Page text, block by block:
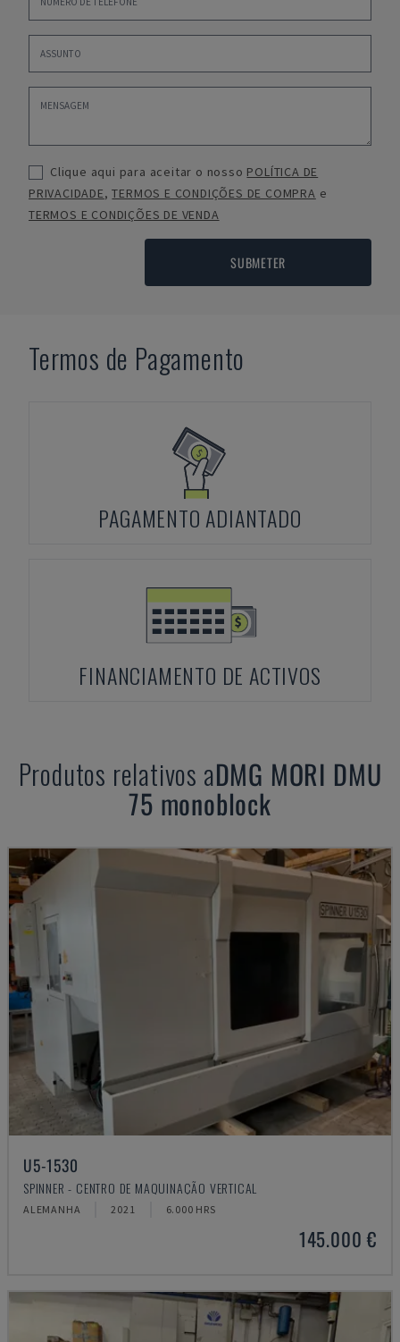
Clique aqui para aceitar o nosso POLÍTICA DE
PRIVACIDADE,TERMOS E CONDIÇÕES DE COMPRA e
TERMOS E CONDIÇÕES DE VENDA
SUBMETER
Termos de Pagamento
PAGAMENTO ADIANTADO
FINANCIAMENTO DE ACTIVOS
Produtos relativos aDMG MORI DMU
75 monoblock
U5-1530
SPINNER - CENTRO DE MAQUINAÇÃO VERTICAL
ALEMANHA 2021 6.000 HRS
145.000 €